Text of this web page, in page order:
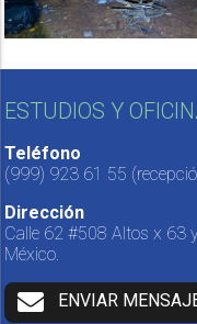
ESTUDIOS Y
Teléfono
(999) 923 61 55
Dirección
Calle 62 #508 Altos x 63
México.
ENVIAR